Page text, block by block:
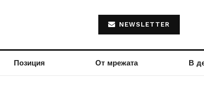
NEWSLETTER
Позиция От мрежата В